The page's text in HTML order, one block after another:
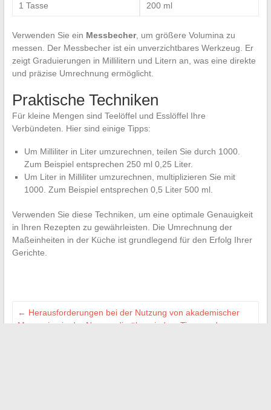
1 Tasse 200 ml
Verwenden Sie ein Messbecher, um größere Volumina zu
messen. Der Messbecher ist ein unverzichtbares Werkzeug. Er
zeigt Graduierungen in Millilitern und Litern an, was eine direkte
und präzise Umrechnung ermöglicht.
Praktische Techniken
Für kleine Mengen sind Teelöffel und Esslöffel Ihre
Verbündeten. Hier sind einige Tipps:
Um Milliliter in Liter umzurechnen, teilen Sie durch 1000.
Zum Beispiel entsprechen 250 ml 0,25 Liter.
Um Liter in Milliliter umzurechnen, multiplizieren Sie mit
1000. Zum Beispiel entsprechen 0,5 Liter 500 ml.
Verwenden Sie diese Techniken, um eine optimale Genauigkeit
in Ihren Rezepten zu gewährleisten. Die Umrechnung der
Maßeinheiten in der Küche ist grundlegend für den Erfolg Ihrer
Gerichte.
← Herausforderungen bei der Nutzung von akademischer
Messaging in der Normandie überwinden: Tipps und